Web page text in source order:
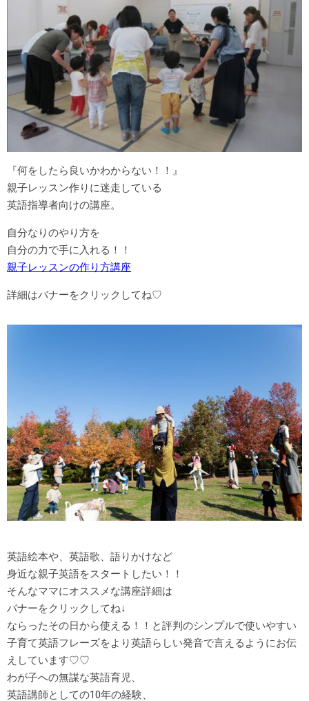
『何をしたら良いかわからない！！』
親子レッスン作りに迷走している
英語指導者向けの講座。
自分なりのやり方を
自分の力で手に入れる！！
親子レッスンの作り方講座
詳細はバナーをクリックしてね♡
英語絵本や、英語歌、語りかけなど
身近な親子英語をスタートしたい！！
そんなママにオススメな講座詳細は
バナーをクリックしてね↓
ならったその日から使える！！と評判のシンプルで使いやすい
子育て英語フレーズをより英語らしい発音で言えるようにお伝
えしています♡♡
わが子への無謀な英語育児、
英語講師としての10年の経験、